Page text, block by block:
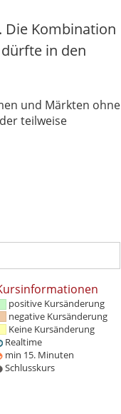
Die Kombination
in den
und Märkten ohne
teilweise
positive Kursänderung
negative Kursänderung
Keine Kursänderung
Realtime
min 15. Minuten
Schlusskurs